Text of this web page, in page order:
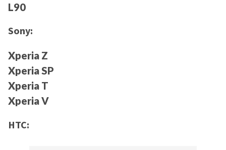
L90
Sony:
Xperia Z
Xperia SP
Xperia T
Xperia V
HTC: